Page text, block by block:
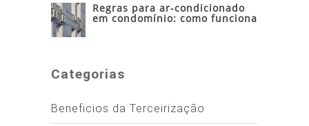
Regras para ar-condicionado
em condomínio: como funciona
Categorias
Beneficios da Terceirização